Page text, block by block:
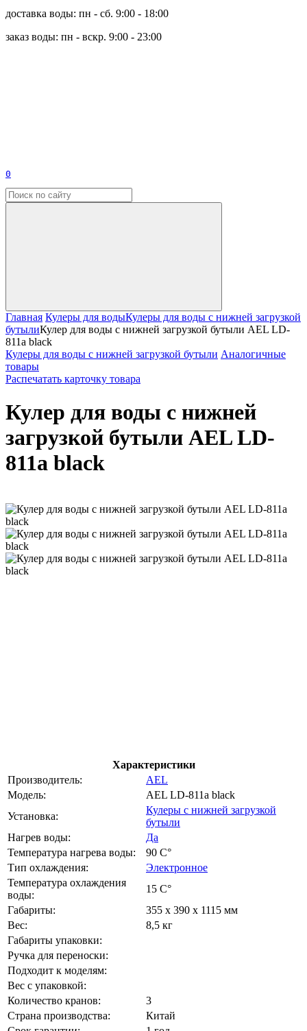
доставка воды: пн - сб. 9:00 - 18:00
заказ воды: пн - вскр. 9:00 - 23:00
0
Главная Кулеры для водыКулеры для воды с нижней загрузкой
бутылиКулер для воды с нижней загрузкой бутыли AEL LD-
811a black
Кулеры для воды с нижней загрузкой бутыли Аналогичные
товары
Распечатать карточку товара
Кулер для воды с нижней
загрузкой бутыли AEL LD-
811a black
Характеристики
Производитель:
AEL
Модель:
AEL LD-811a black
Установка:
Кулеры с нижней загрузкой
бутыли
Нагрев воды:
Да
Температура нагрева воды:
90 C°
Тип охлаждения:
Электронное
Температура охлаждения
воды:
15 C°
Габариты:
355 х 390 х 1115 мм
Вес:
8,5 кг
Габариты упаковки:
Ручка для переноски:
Подходит к моделям:
Вес с упаковкой:
Количество кранов:
3
Страна производства:
Китай